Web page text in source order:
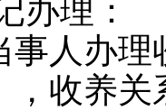
办理：
事人办理
，收养